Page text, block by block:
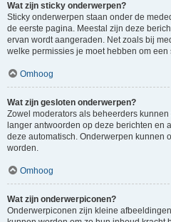
Wat zijn sticky onderwerpen?
Sticky onderwerpen staan onder de
de eerste pagina. Meestal zijn deze
ervan wordt aangeraden. Net zoals bij
welke permissies je moet hebben om
Omhoog
Wat zijn gesloten onderwerpen?
Zowel moderators als beheerders
langer antwoorden op deze berichten en
deze automatisch. Onderwerpen kunnen
worden.
Omhoog
Wat zijn onderwerpiconen?
Onderwerpiconen zijn kleine